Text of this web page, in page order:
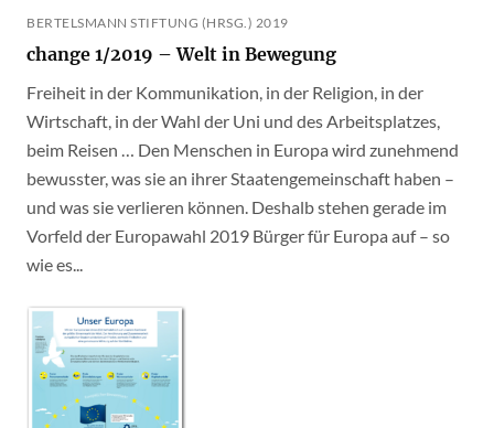
BERTELSMANN STIFTUNG (HRSG.) 2019
change 1/2019 – Welt in Bewegung
Freiheit in der Kommunikation, in der Religion, in der
Wirtschaft, in der Wahl der Uni und des Arbeitsplatzes,
beim Reisen … Den Menschen in Europa wird zunehmend
bewusster, was sie an ihrer Staatengemeinschaft haben –
und was sie verlieren können. Deshalb stehen gerade im
Vorfeld der Europawahl 2019 Bürger für Europa auf – so
wie es...